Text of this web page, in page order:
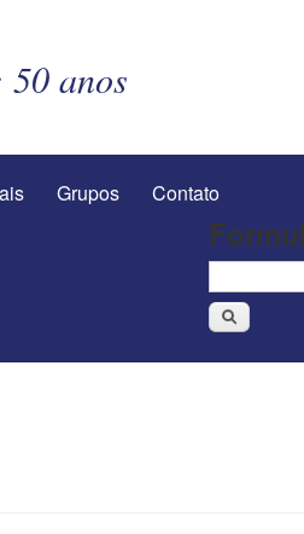
anos
Grupos Contato